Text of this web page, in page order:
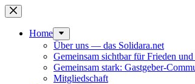
Skip
to
contentHome
Über uns — das Solidara.net
Gemeinsam sichtbar für Frieden
Gemeinsam stark: Gastgeber-
Mitglied­schaft